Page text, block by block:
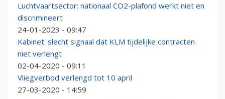
Luchtvaartsector: nationaal CO2-plafond werkt niet en
discrimineert
24-01-2023 - 09:47
Kabinet: slecht signaal dat KLM tijdelijke contracten
niet verlengt
02-04-2020 - 09:11
Vliegverbod verlengd tot 10 april
27-03-2020 - 14:59